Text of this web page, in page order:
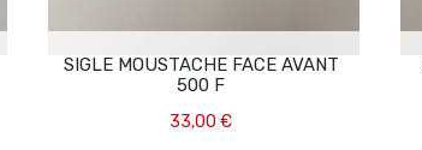
SIGLE MOUSTACHE FACE AVANT
500 F
33,00 €